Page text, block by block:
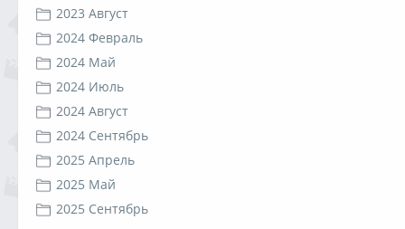
2023 Август
2024 Февраль
2024 Май
2024 Июль
2024 Август
2024 Сентябрь
2025 Апрель
2025 Май
2025 Сентябрь